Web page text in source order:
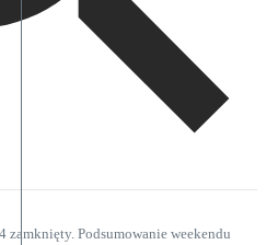
zamknięty. Podsumowanie weekendu